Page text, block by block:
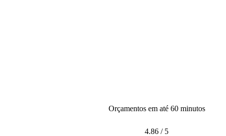
Orçamentos em até 60 minutos
4.86 / 5